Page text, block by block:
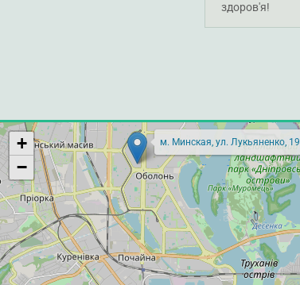
здоров'я!
м. Минская, ул. Лукьяненко, 19
+
−